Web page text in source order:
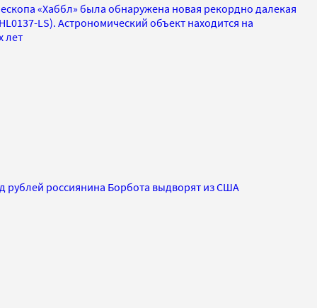
«Хаббл» была обнаружена новая рекордно далекая
LS). Астрономический объект находится на
лет
рублей россиянина Борбота выдворят из США